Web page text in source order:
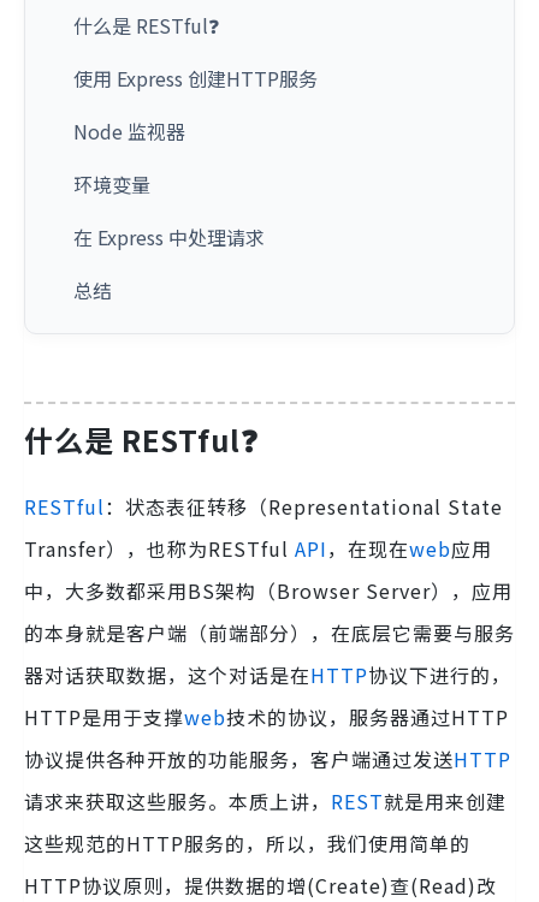
什么是 RESTful❓
使用 Express 创建HTTP服务
Node 监视器
环境变量
在 Express 中处理请求
总结
什么是 RESTful❓
RESTful：状态表征转移（Representational State
Transfer），也称为RESTful API，在现在web应用
中，大多数都采用BS架构（Browser Server），应用
的本身就是客户端（前端部分），在底层它需要与服务
器对话获取数据，这个对话是在HTTP协议下进行的，
HTTP是用于支撑web技术的协议，服务器通过HTTP
协议提供各种开放的功能服务，客户端通过发送HTTP
请求来获取这些服务。本质上讲， REST就是用来创建
这些规范的HTTP服务的，所以，我们使用简单的
HTTP协议原则，提供数据的增(Create)查(Read)改